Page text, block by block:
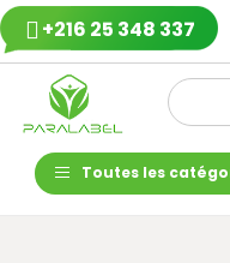
+216 25 348 337
Toutes les